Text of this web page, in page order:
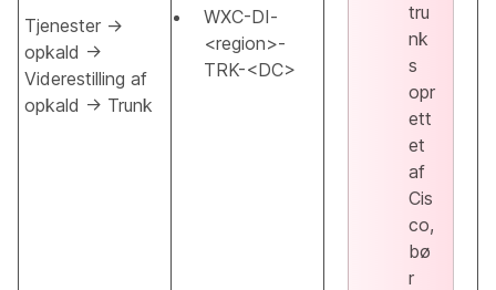
Tjenester →
opkald →
Viderestilling af
opkald → Trunk
WXC-DI-
<region>-
TRK-<DC>
tru
nk
s
opr
ett
et
af
Cis
co,
bø
r